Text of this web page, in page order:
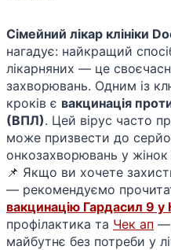
Сімейний лікар клініки
нагадує: найкращий
лікарняних — це
захворювань. Одним із
кроків є вакцинація
(ВПЛ). Цей вірус часто
може призвести до
онкозахворювань у жінок
📌 Якщо ви хочете
— рекомендуємо
вакцинацію Гардасил 9 у
профілактика та Чек ап —
майбутнє без потреби у